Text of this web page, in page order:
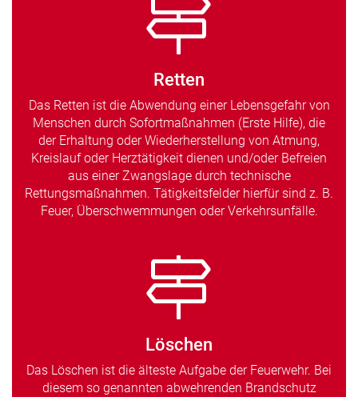
Retten
Das Retten ist die Abwendung einer Lebensgefahr von
Menschen durch Sofortmaßnahmen (Erste Hilfe), die
der Erhaltung oder Wiederherstellung von Atmung,
Kreislauf oder Herztätigkeit dienen und/oder Befreien
aus einer Zwangslage durch technische
Rettungsmaßnahmen. Tätigkeitsfelder hierfür sind z. B.
Feuer, Überschwemmungen oder Verkehrsunfälle.
Löschen
Das Löschen ist die älteste Aufgabe der Feuerwehr. Bei
diesem so genannten abwehrenden Brandschutz